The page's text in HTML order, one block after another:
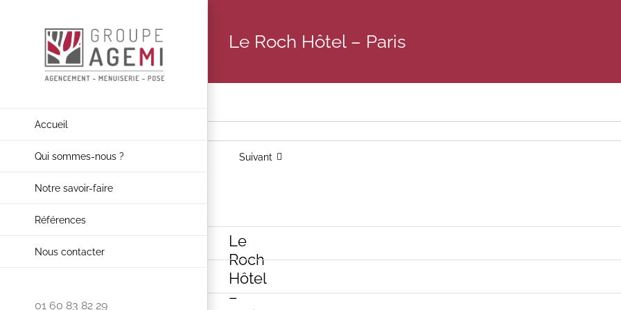
Accueil
Qui sommes-nous ?
Notre savoir-faire
Références
Nous contacter
01 60 83 82 29
Le Roch Hôtel – Paris
Suivant
l'image
agrandie
Le
Roch
Hôtel
–